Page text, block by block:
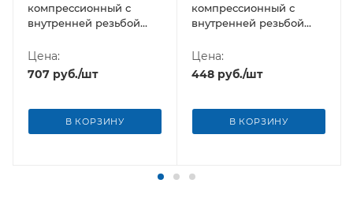
компрессионный с
внутренней резьбой
(Турция)
Цена:
707 руб./шт
В КОРЗИНУ
компрессионный с
внутренней резьбой
(Турция)
Цена:
448 руб./шт
В КОРЗИНУ